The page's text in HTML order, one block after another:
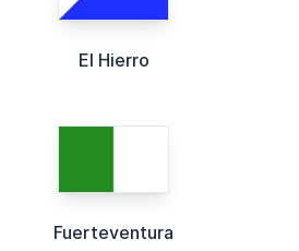
El Hierro
Fuerteventura